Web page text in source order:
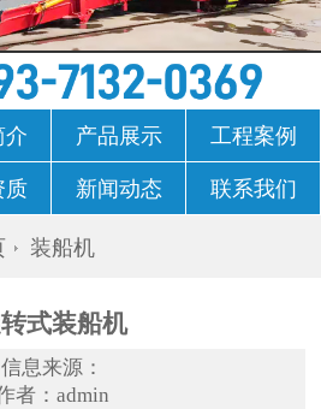
介 产品展示 工程案例
质 新闻动态 联系我们
装船机
式装船机
信息来源：
者：admin